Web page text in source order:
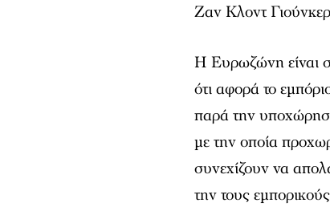
Ζαν Κλοντ
Η Ευρωζώνη είναι
ότι αφορά το
παρά την
με την οποία
συνεχίζουν να
την τους